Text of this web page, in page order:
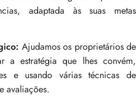
adaptada às suas metas
Ajudamos os proprietários de
a estratégia que lhes convém,
e usando várias técnicas de
avaliações.